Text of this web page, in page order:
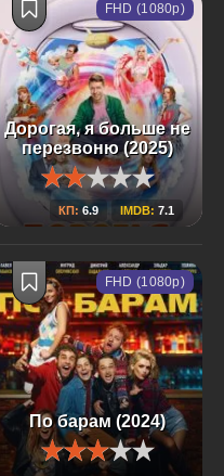
Дорогая, я больше не
перезвоню (2025)
КП:6.9 IMDB: 7.1
FHD (1080p)
По барам (2024)
FHD (1080p)